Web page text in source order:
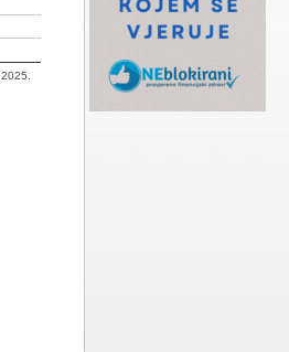
2025.